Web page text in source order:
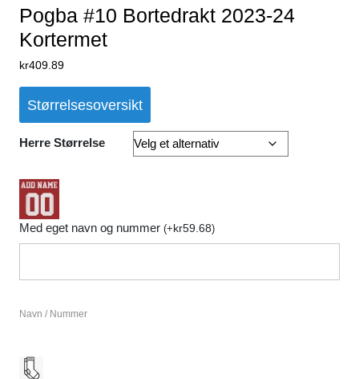
Pogba #10 Bortedrakt 2023-24
Kortermet
kr409.89
Størrelsesoversikt
Herre Størrelse
Med eget navn og nummer (+kr59.68)
Navn / Nummer